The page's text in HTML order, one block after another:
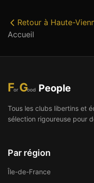
Retour à Haute-
Accueil
For Good People
Tous les clubs libertins et
sélection rigoureuse pour
Par région
Île-de-France